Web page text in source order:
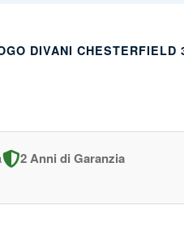
DIVANI CHESTERFIELD
2 Anni di Garanzia